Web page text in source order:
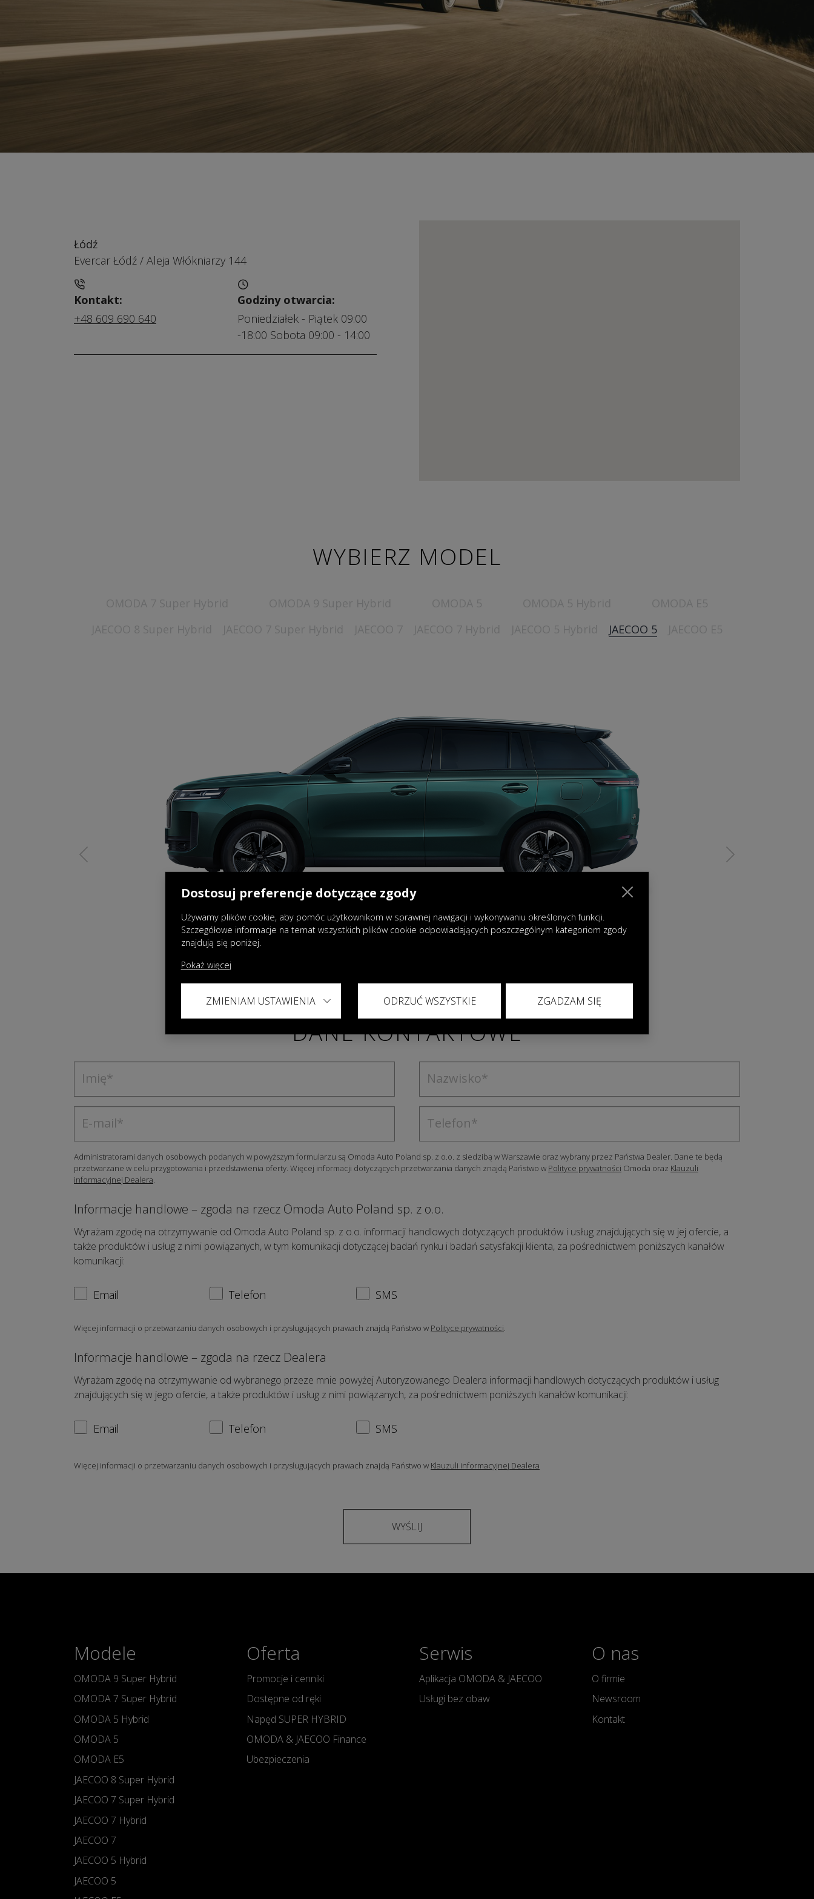
Łódź
Evercar Łódź / Aleja Włókniarzy 144
Kontakt:
+48 609 690 640
Godziny otwarcia:
Poniedziałek - Piątek 09:00
-18:00 Sobota 09:00 - 14:00
WYBIERZ MODEL
OMODA 7 Super Hybrid OMODA 9 Super Hybrid OMODA 5 OMODA 5 Hybrid
OMODA E5
JAECOO 8 Super Hybrid
JAECOO 7 Super Hybrid JAECOO 7 JAECOO 7 Hybrid JAECOO 5 Hybrid JAECOO 5 JAECOO E5
Previous
DANE KONTAKTOWE
Administratorami danych osobowych podanych w powyższym formularzu są Omoda Auto Poland sp. z o.o. z siedzibą w Warszawie oraz wybrany przez Państwa Dealer. Dane te będą
przetwarzane w celu przygotowania i przedstawienia oferty. Więcej informacji dotyczących przetwarzania danych znajdą Państwo w Polityce prywatności Omoda oraz Klauzuli
informacyjnej Dealera.
Informacje handlowe – zgoda na rzecz Omoda Auto Poland sp. z o.o.
Wyrażam zgodę na otrzymywanie od Omoda Auto Poland sp. z o.o. informacji handlowych dotyczących produktów i usług znajdujących się w jej ofercie, a
także produktów i usług z nimi powiązanych, w tym komunikacji dotyczącej badań rynku i badań satysfakcji klienta, za pośrednictwem poniższych kanałów
komunikacji:
Email Telefon SMS
Więcej informacji o przetwarzaniu danych osobowych i przysługujących prawach znajdą Państwo w Polityce prywatności.
Informacje handlowe – zgoda na rzecz Dealera
Wyrażam zgodę na otrzymywanie od wybranego przeze mnie powyżej Autoryzowanego Dealera informacji handlowych dotyczących produktów i usług
znajdujących się w jego ofercie, a także produktów i usług z nimi powiązanych, za pośrednictwem poniższych kanałów komunikacji:
Email Telefon SMS
Więcej informacji o przetwarzaniu danych osobowych i przysługujących prawach znajdą Państwo w Klauzuli informacyjnej Dealera
WYŚLIJ
Modele
OMODA 9 Super Hybrid
OMODA 7 Super Hybrid
OMODA 5 Hybrid
OMODA 5
OMODA E5
JAECOO 8 Super Hybrid
JAECOO 7 Super Hybrid
JAECOO 7 Hybrid
JAECOO 7
JAECOO 5 Hybrid
JAECOO 5
Oferta
Promocje i cenniki
Dostępne od ręki
Napęd SUPER HYBRID
OMODA & JAECOO Finance
Ubezpieczenia
Serwis
Aplikacja OMODA & JAECOO
Usługi bez obaw
O nas
O firmie
Newsroom
Kontakt
Dostosuj preferencje dotyczące zgody
Używamy plików cookie, aby pomóc użytkownikom w sprawnej nawigacji i wykonywaniu określonych funkcji.
Szczegółowe informacje na temat wszystkich plików cookie odpowiadających poszczególnym kategoriom zgody
znajdują się poniżej.
Pokaż więcej
ZMIENIAM USTAWIENIA ODRZUĆ WSZYSTKIE ZGADZAM SIĘ